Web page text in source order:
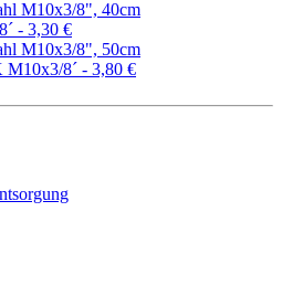
- 3,30 €
M10x3/8´ - 3,80 €